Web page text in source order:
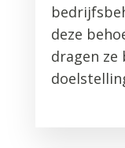
deze
dragen ze